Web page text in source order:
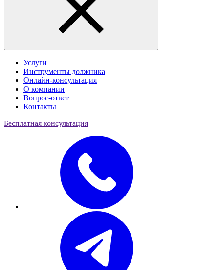
Услуги
Инструменты должника
Онлайн-консультация
О компании
Вопрос-ответ
Контакты
Бесплатная консультация